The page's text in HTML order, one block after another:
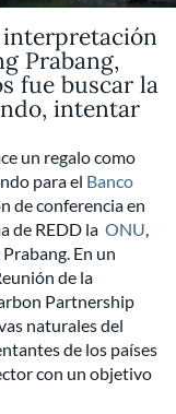
Prabang,
fue buscar la
intentar
un regalo como
para el Banco
de conferencia en
de REDD la ONU
En un
de la
Partnership
naturales del
de los países
con un objetivo